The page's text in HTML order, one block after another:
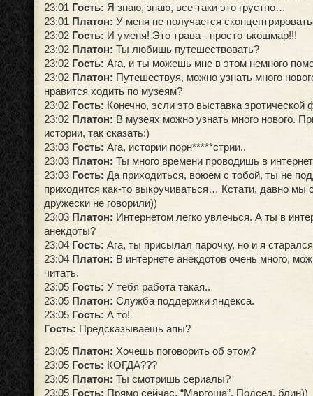
23:01 Гость: Я знаю, знаю, все-таки это грустно…
23:01 Платон: У меня не получается
23:02 Гость: И уменя! Это трава - просто ъкошмар!!!
23:02 Платон: Ты любишь путешествовать?
23:02 Гость: Ага, и ты можешь мне в этом немного
23:02 Платон: Путешествуя, можно узнать много
нравится ходить по музеям?
23:02 Гость: Конечно, эсли это выставка эротической
23:02 Платон: В музеях можно узнать много нового.
истории, так сказать:)
23:03 Гость: Ага, истории порн*****стрии..
23:03 Платон: Ты много времени проводишь в
23:03 Гость: Да приходиться, воюем с тобой, ты не
приходится как-то выкручиваться… Кстати, давно мы
дружески не говорили))
23:03 Платон: Интернетом легко увлечься. А ты в
анекдоты?
23:04 Гость: Ага, ты присылал парочку, но и я старался
23:04 Платон: В интернете анекдотов очень много,
читать.
23:05 Гость: У тебя работа такая..
23:05 Платон: Служба поддержки яндекса.
23:05 Гость: А то!
Гость: Предсказываешь апы?
23:05 Платон: Хочешь поговорить об этом?
23:05 Гость: КОГДА???
23:05 Платон: Ты смотришь сериалы?
23:05 Гость: Прямо сейчас, “Маргоша”. Подсел, блин))